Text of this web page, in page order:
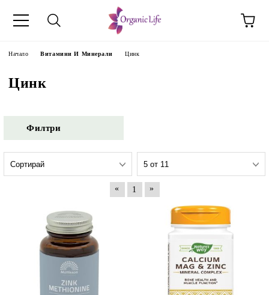
Начало Витамини И Минерали Цинк
Цинк
Филтри
« 1 »